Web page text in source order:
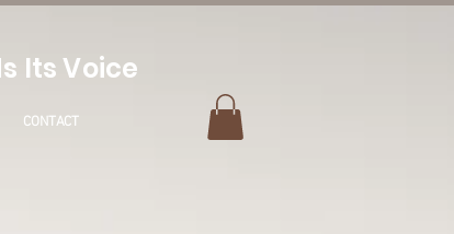
Its Voice
CONTACT